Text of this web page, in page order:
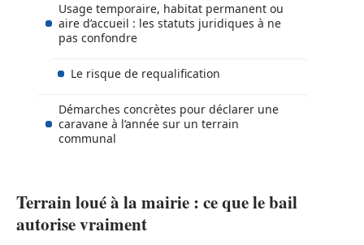
Usage temporaire, habitat permanent ou
aire d’accueil : les statuts juridiques à ne
pas confondre
Le risque de requalification
Démarches concrètes pour déclarer une
caravane à l’année sur un terrain
communal
Terrain loué à la mairie : ce que le bail
autorise vraiment